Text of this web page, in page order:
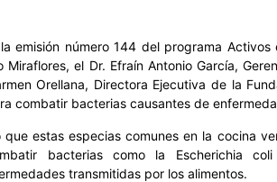
emisión número 144 del programa Activos
el Dr. Efraín Antonio García,
Orellana, Directora Ejecutiva de la
combatir bacterias causantes de
estas especias comunes en la cocina
bacterias como la Escherichia
transmitidas por los alimentos.